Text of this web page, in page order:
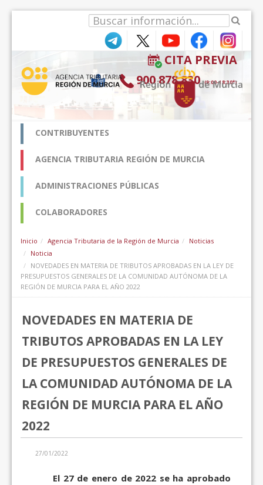
CITA PREVIA
900 878 830 (9:00-18:30*)
CONTRIBUYENTES
AGENCIA TRIBUTARIA REGIÓN DE MURCIA
ADMINISTRACIONES PÚBLICAS
COLABORADORES
Inicio Agencia Tributaria de la Región de Murcia
Noticias
Noticia
NOVEDADES EN MATERIA DE TRIBUTOS APROBADAS EN LA LEY DE
PRESUPUESTOS GENERALES DE LA COMUNIDAD AUTÓNOMA DE LA
REGIÓN DE MURCIA PARA EL AÑO 2022
NOVEDADES EN MATERIA DE
TRIBUTOS APROBADAS EN LA LEY
DE PRESUPUESTOS GENERALES DE
LA COMUNIDAD AUTÓNOMA DE LA
REGIÓN DE MURCIA PARA EL AÑO
2022
27/01/2022
El 27 de enero de 2022 se ha aprobado